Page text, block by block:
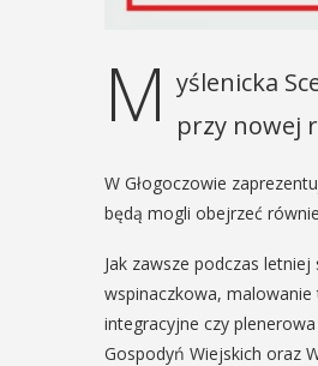
M yślenicka
przy nowej
W Głogoczowie
będą mogli obejrzeć
Jak zawsze podczas
wspinaczkowa,
integracyjne czy
Gospodyń Wiejskich oraz